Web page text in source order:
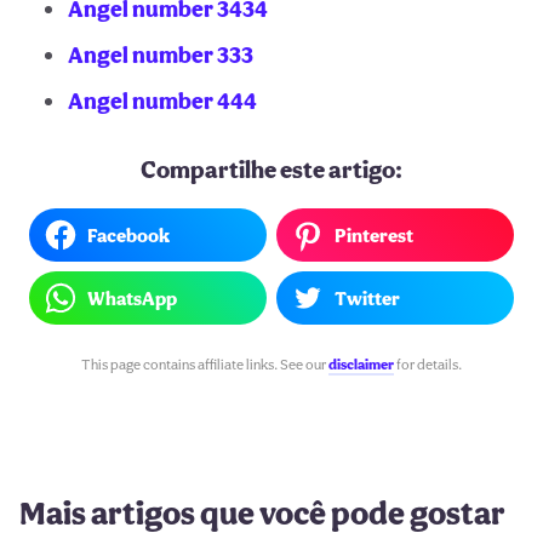
Angel number 3434
Angel number 333
Angel number 444
Compartilhe este artigo:
Facebook Pinterest
WhatsApp Twitter
This page contains affiliate links. See ourdisclaimerfor details.
Mais artigos que você pode gostar